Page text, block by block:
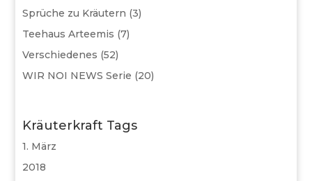
Sprüche zu Kräutern (3)
Teehaus Arteemis (7)
Verschiedenes (52)
WIR NOI NEWS Serie (20)
Kräuterkraft Tags
1. März
2018